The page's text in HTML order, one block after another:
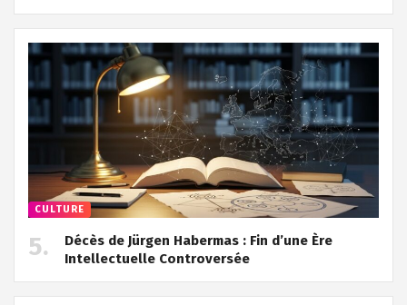
CULTURE
Décès de Jürgen Habermas : Fin d’une Ère
Intellectuelle Controversée